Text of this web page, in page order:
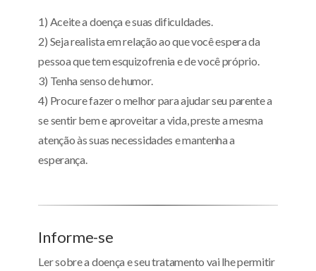
1) Aceite a doença e suas dificuldades.
2) Seja realista em relação ao que você espera da
pessoa que tem esquizofrenia e de você próprio.
3) Tenha senso de humor.
4) Procure fazer o melhor para ajudar seu parente a
se sentir bem e aproveitar a vida, preste a mesma
atenção às suas necessidades e mantenha a
esperança.
Informe-se
Ler sobre a doença e seu tratamento vai lhe permitir